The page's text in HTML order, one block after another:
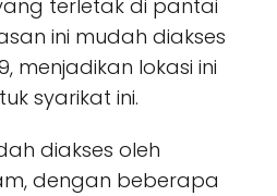
terletak di pantai
ini mudah diakses
menjadikan lokasi ini
syarikat ini.
diakses oleh
dengan beberapa